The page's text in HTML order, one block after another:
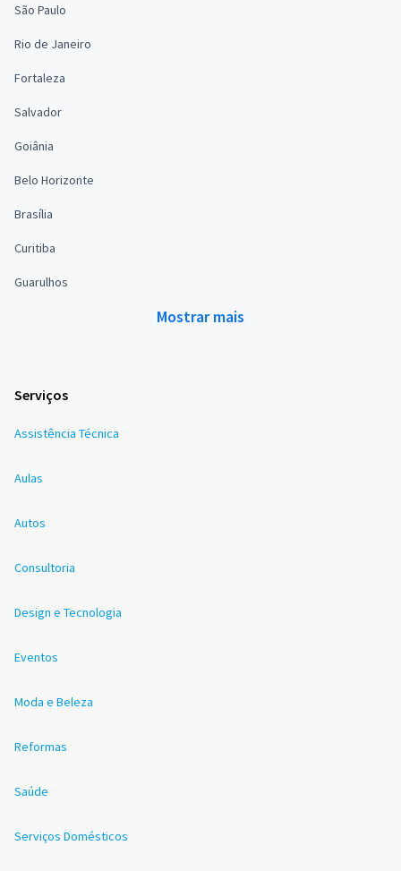
São Paulo
Rio de Janeiro
Fortaleza
Salvador
Goiânia
Belo Horizonte
Brasília
Curitiba
Guarulhos
Mostrar mais
Serviços
Assistência Técnica
Aulas
Autos
Consultoria
Design e Tecnologia
Eventos
Moda e Beleza
Reformas
Saúde
Serviços Domésticos